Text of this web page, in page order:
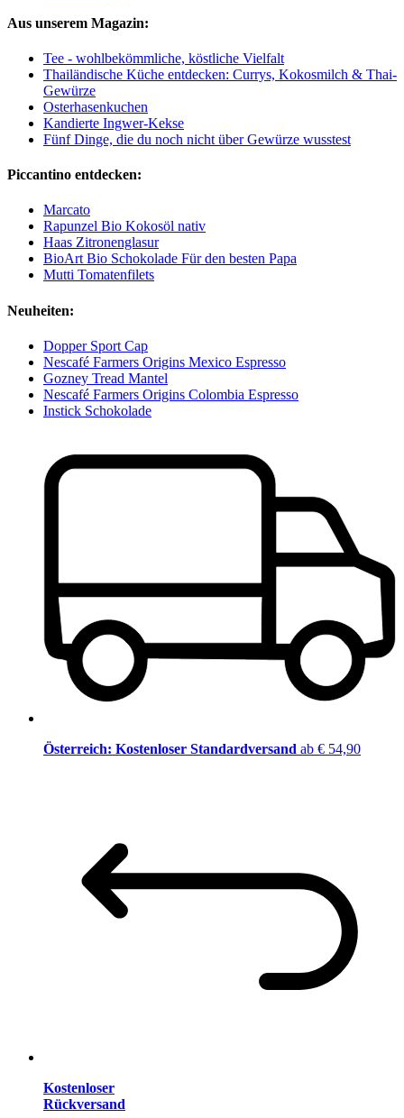
Aus unserem Magazin:
Tee - wohlbekömmliche, köstliche Vielfalt
Thailändische Küche entdecken: Currys, Kokosmilch & Thai-
Gewürze
Osterhasenkuchen
Kandierte Ingwer-Kekse
Fünf Dinge, die du noch nicht über Gewürze wusstest
Piccantino entdecken:
Marcato
Rapunzel Bio Kokosöl nativ
Haas Zitronenglasur
BioArt Bio Schokolade Für den besten Papa
Mutti Tomatenfilets
Neuheiten:
Dopper Sport Cap
Nescafé Farmers Origins Mexico Espresso
Gozney Tread Mantel
Nescafé Farmers Origins Colombia Espresso
Instick Schokolade
Österreich: Kostenloser Standardversand ab € 54,90
Kostenloser
Rückversand